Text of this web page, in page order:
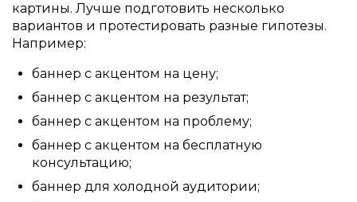
картины. Лучше подготовить несколько
вариантов и протестировать разные гипотезы.
Например:
баннер с акцентом на цену;
баннер с акцентом на результат;
баннер с акцентом на проблему;
баннер с акцентом на бесплатную
консультацию;
баннер для холодной аудитории;